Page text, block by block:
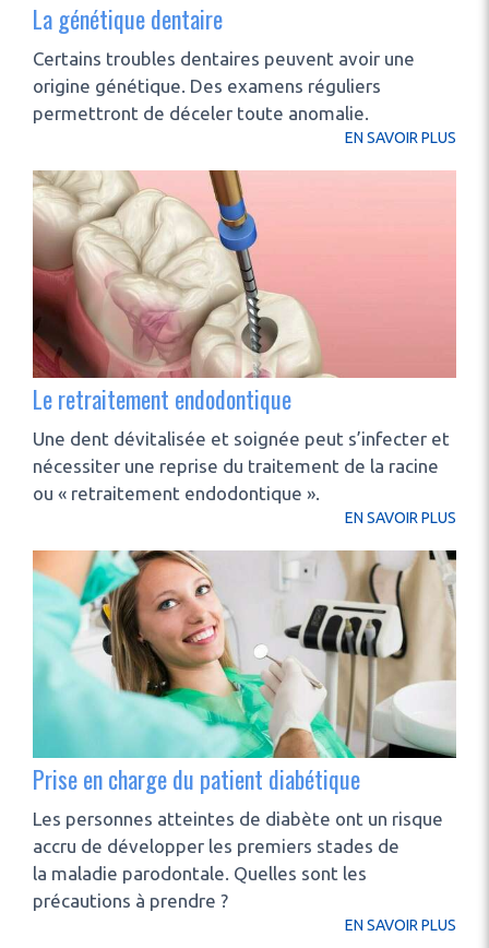
La génétique dentaire
Certains troubles dentaires peuvent avoir une
origine génétique. Des examens réguliers
permettront de déceler toute anomalie.
EN SAVOIR PLUS
Le retraitement endodontique
Une dent dévitalisée et soignée peut s’infecter et
nécessiter une reprise du traitement de la racine
ou « retraitement endodontique ».
EN SAVOIR PLUS
Prise en charge du patient diabétique
Les personnes atteintes de diabète ont un risque
accru de développer les premiers stades de
la maladie parodontale. Quelles sont les
précautions à prendre ?
EN SAVOIR PLUS